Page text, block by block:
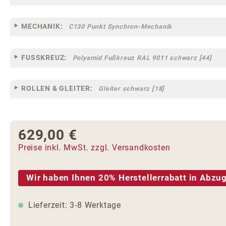
MECHANIK: C130 Punkt Synchron-Mechanik
FUSSKREUZ: Polyamid Fußkreuz RAL 9011 schwarz [44]
ROLLEN & GLEITER: Gleiter schwarz [18]
Regulärer Preis:
629,00 €
Preise inkl. MwSt. zzgl. Versandkosten
Wir haben Ihnen 20% Herstellerrabatt in
Lieferzeit: 3-8 Werktage